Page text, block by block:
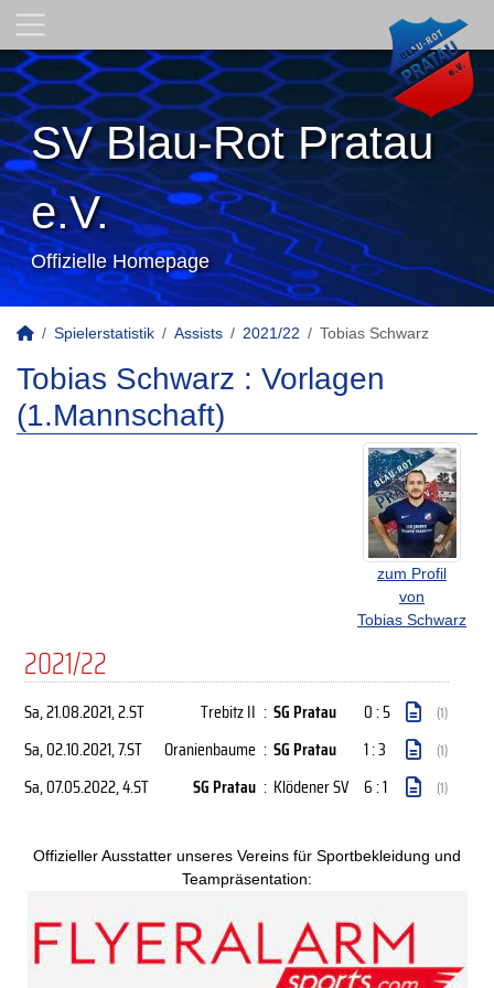
SV Blau-Rot Pratau
e.V.
Offizielle Homepage
Spielerstatistik Assists 2021/22 Tobias Schwarz
Tobias Schwarz : Vorlagen
(1.Mannschaft)
zum Profil
von
Tobias Schwarz
2021/22
Sa, 21.08.2021, 2.ST Trebitz II : SG Pratau 0 : 5 (1)
Sa, 02.10.2021, 7.ST Oranienbaume : SG Pratau 1 : 3 (1)
Sa, 07.05.2022, 4.ST SG Pratau : Klödener SV 6 : 1 (1)
Offizieller Ausstatter unseres Vereins für Sportbekleidung und
Teampräsentation: